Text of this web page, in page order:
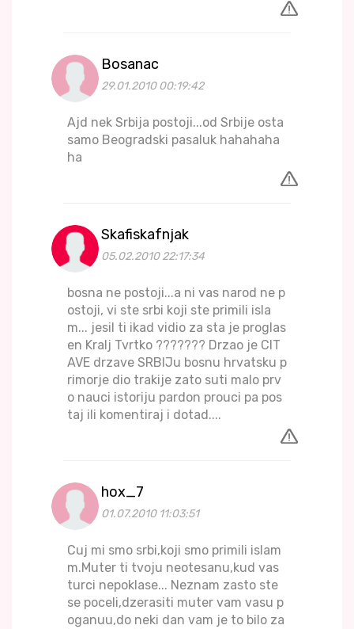
Bosanac
29.01.2010 00:19:42
Ajd nek Srbija postoji...od Srbije osta
samo Beogradski pasaluk hahahaha
ha
Skafiskafnjak
05.02.2010 22:17:34
bosna ne postoji...a ni vas narod ne p
ostoji, vi ste srbi koji ste primili isla
m... jesil ti ikad vidio za sta je proglas
en Kralj Tvrtko ??????? Drzao je CIT
AVE drzave SRBIJu bosnu hrvatsku p
rimorje dio trakije zato suti malo prv
o nauci istoriju pardon prouci pa pos
taj ili komentiraj i dotad....
hox_7
01.07.2010 11:03:51
Cuj mi smo srbi,koji smo primili islam
m.Muter ti tvoju neotesanu,kud vas
turci nepoklase... Neznam zasto ste
se poceli,dzerasiti muter vam vasu p
oganuu,do neki dan vam je to bilo za